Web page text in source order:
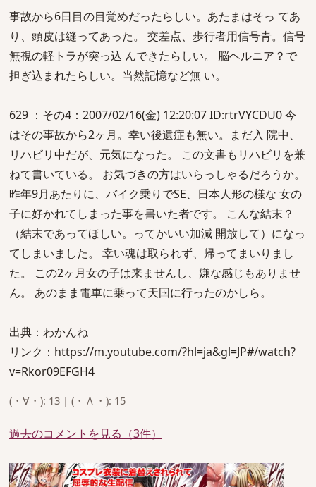
事故から6日目の目覚めだったらしい。あたまはそっ てあ
り、頭皮は縫ってあった。 交差点、歩行者用信号青。信号
無視の軽トラが突っ込 んできたらしい。 脳ヘルニア？で
担ぎ込まれたらしい。当然記憶など無 い。
629 ：その4：2007/02/16(金) 12:20:07 ID:rtrVYCDU0 今
はその事故から2ヶ月。幸い後遺症も無い。まだ入 院中、
リハビリ中だが、元気になった。 この文書もリハビリを兼
ねて書いている。 お気づきの方はいらっしゃるだろうか。
昨年9月あたりに、バイク乗りでSE、日本人形の様な 女の
子に好かれてしまった事を書いた者です。 こんな結末？
（結末であってほしい。ってかいい加減 開放して）になっ
てしまいました。 幸い魂は取られず、帰ってまいりまし
た。 この2ヶ月女の子は来ませんし、嫌な感じもありませ
ん。 あのまま電車に乗って天国に行ったのかしら。
出典：わかんね
リンク：https://m.youtube.com/?hl=ja&gl=JP#/watch?
v=Rkor09EFGH4
(・∀・): 13 | (・Ａ・): 15
過去のコメントを見る（3件）